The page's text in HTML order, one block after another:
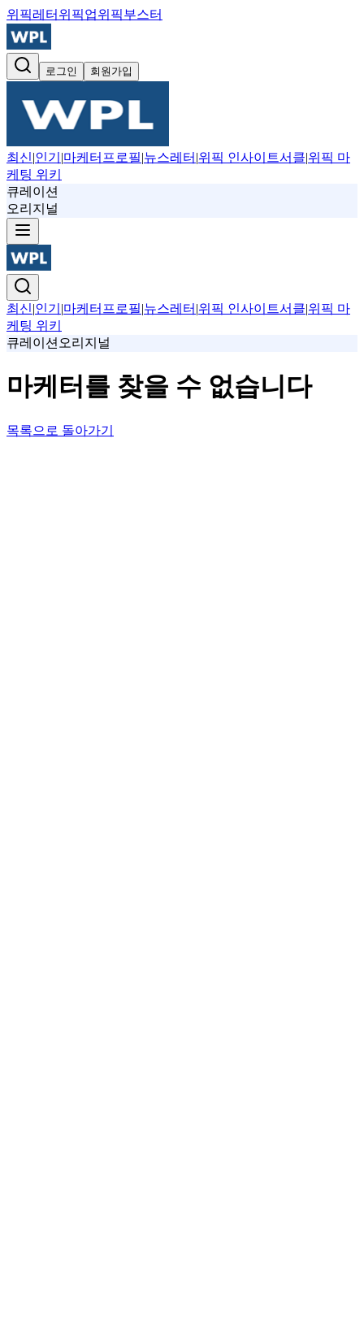
위픽레터 위픽업위픽부스터
로그인 회원가입
최신|인기 |마케터프로필|뉴스레터 |위픽 인사이트서클|위픽 마
케팅 위키
큐레이션
오리지널
최신|인기 |마케터프로필|뉴스레터 |위픽 인사이트서클|위픽 마
케팅 위키
큐레이션 오리지널
마케터를 찾을 수 없습니다
목록으로 돌아가기